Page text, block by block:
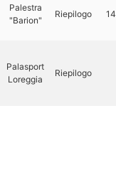
Palestra
"Barion"
Riepilogo
Palasport
Loreggia
Riepilogo